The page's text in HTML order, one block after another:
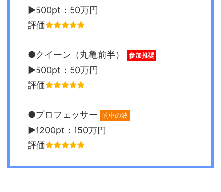
▶︎500pt：50万円
評価
●クイーン（丸亀前半） 参加推奨
▶︎500pt：50万円
評価
●プロフェッサー 的中の波
▶︎1200pt：150万円
評価